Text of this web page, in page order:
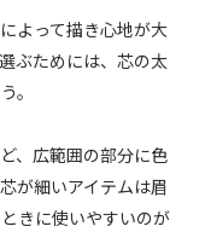
よって描き心地が大
ぶためには、芯の太
。
、広範囲の部分に色
が細いアイテムは眉
きに使いやすいのが